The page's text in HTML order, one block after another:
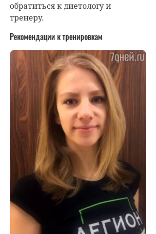
обратиться к диетологу и
тренеру.
Рекомендации к тренировкам